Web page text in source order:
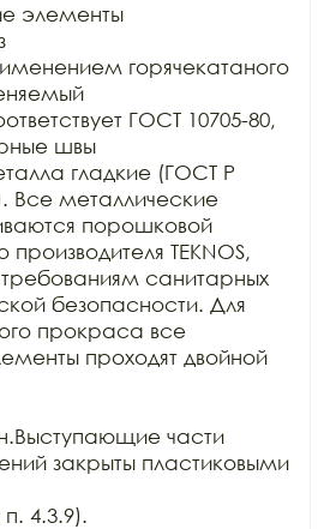
элементы
горячекатаного
ГОСТ 10705-80,
швы
гладкие (ГОСТ Р
Все металлические
порошковой
TEKNOS,
санитарных
безопасности. Для
прокраса все
проходят двойной
части
закрыты пластиковыми
4.3.9).